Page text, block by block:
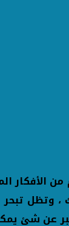
من الأفكار
وتظل
عن شئ